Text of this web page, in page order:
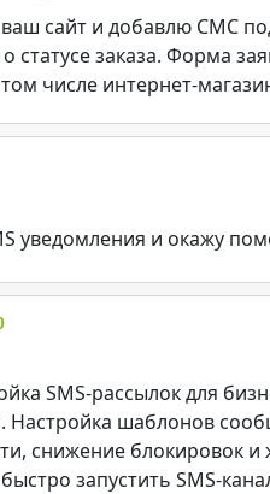
сайт и добавлю СМС
статусе заказа. Форма
числе интернет-
уведомления и окажу
SMS-рассылок для
Настройка шаблонов
снижение блокировок
запустить SMS-